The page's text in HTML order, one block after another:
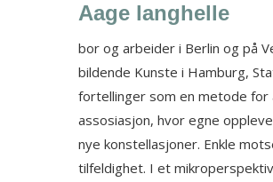
Aage langhelle
bor og arbeider i Berlin og på
bildende Kunste i Hamburg,
fortellinger som en metode for
assosiasjon, hvor egne
nye konstellasjoner. Enkle
tilfeldighet. I et